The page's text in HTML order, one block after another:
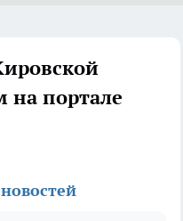
на портале